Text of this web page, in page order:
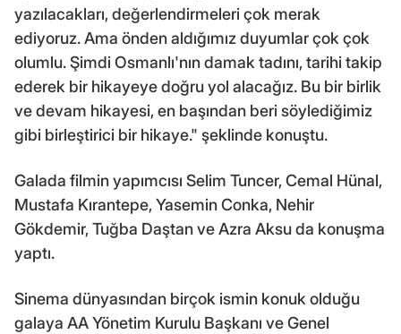
yazılacakları, değerlendirmeleri çok merak
ediyoruz. Ama önden aldığımız duyumlar çok çok
olumlu. Şimdi Osmanlı'nın damak tadını, tarihi takip
ederek bir hikayeye doğru yol alacağız. Bu bir birlik
ve devam hikayesi, en başından beri söylediğimiz
gibi birleştirici bir hikaye." şeklinde konuştu.
Galada filmin yapımcısı Selim Tuncer, Cemal Hünal,
Mustafa Kırantepe, Yasemin Conka, Nehir
Gökdemir, Tuğba Daştan ve Azra Aksu da konuşma
yaptı.
Sinema dünyasından birçok ismin konuk olduğu
galaya AA Yönetim Kurulu Başkanı ve Genel